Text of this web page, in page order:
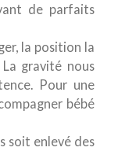
de parfaits
la position la
gravité nous
Pour une
bébé
soit enlevé des